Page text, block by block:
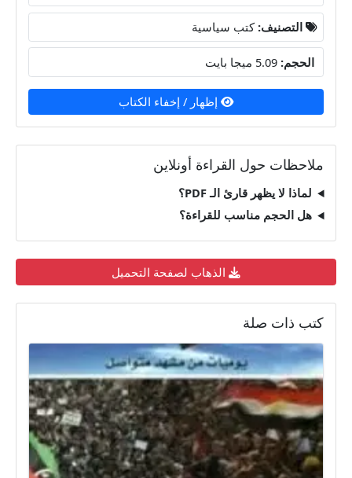
التصنيف: كتب سياسية
الحجم:
إظهار / إخفاء الكتاب
ملاحظات حول القراءة أونلاين
لماذا لا يظهر قارئ الـ PDF؟
هل الحجم مناسب للقراءة؟
الذهاب لصفحة التحميل
كتب ذات صلة